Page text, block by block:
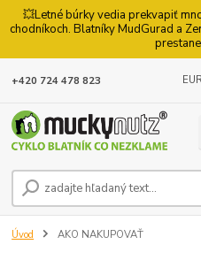
💥Letné búrky vedia prekvapiť
chodníkoch. Blatníky MudGurad a
+420 724 478 823
Úvod AKO NAKUPOVAŤ